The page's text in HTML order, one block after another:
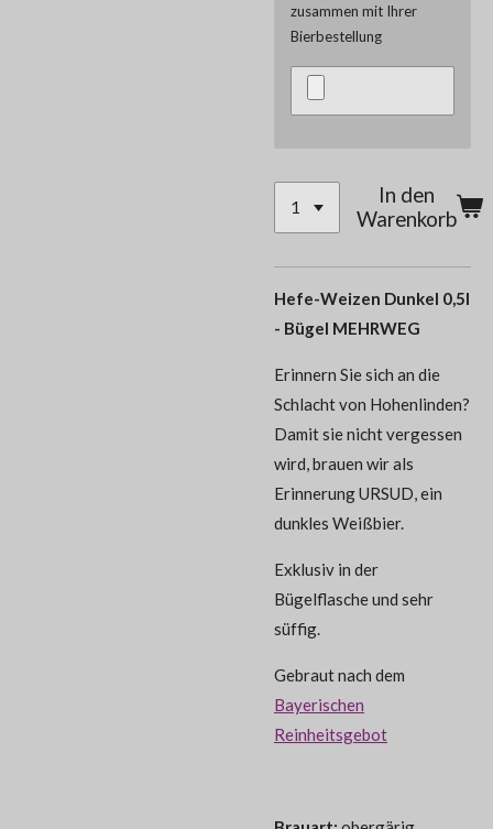
zusammen mit Ihrer
Bierbestellung
In den
Warenkorb
Hefe-Weizen Dunkel 0,5l
- Bügel MEHRWEG
Erinnern Sie sich an die
Schlacht von Hohenlinden?
Damit sie nicht vergessen
wird, brauen wir als
Erinnerung URSUD, ein
dunkles Weißbier.
Exklusiv in der
Bügelflasche und sehr
süffig.
Gebraut nach dem
Bayerischen
Reinheitsgebot